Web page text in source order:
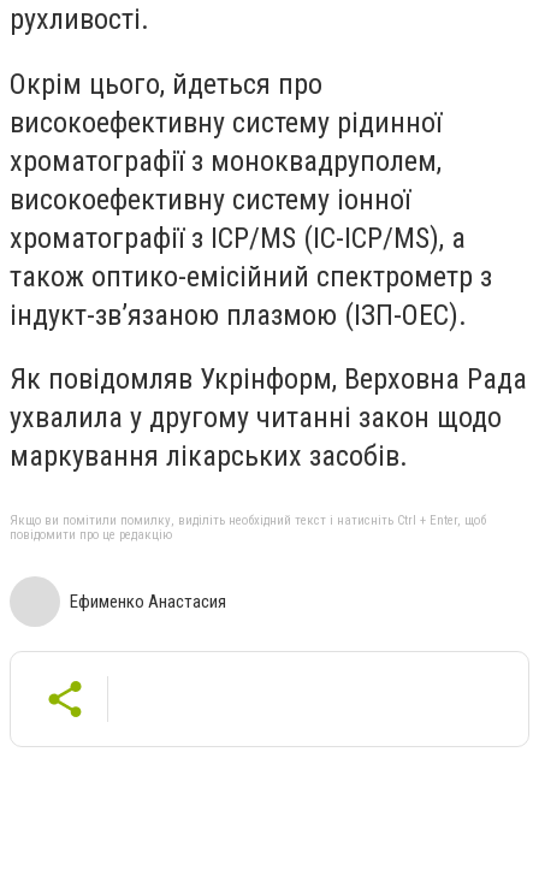
рухливості.
Окрім цього, йдеться про
високоефективну систему рідинної
хроматографії з моноквадруполем,
високоефективну систему іонної
хроматографії з ICP/MS (IC-ICP/MS), а
також оптико-емісійний спектрометр з
індукт-звʼязаною плазмою (ІЗП-ОЕС).
Як повідомляв Укрінформ, Верховна Рада
ухвалила у другому читанні закон щодо
маркування лікарських засобів.
Якщо ви помітили помилку, виділіть необхідний текст і натисніть Ctrl + Enter, щоб
повідомити про це редакцію
Ефименко Анастасия